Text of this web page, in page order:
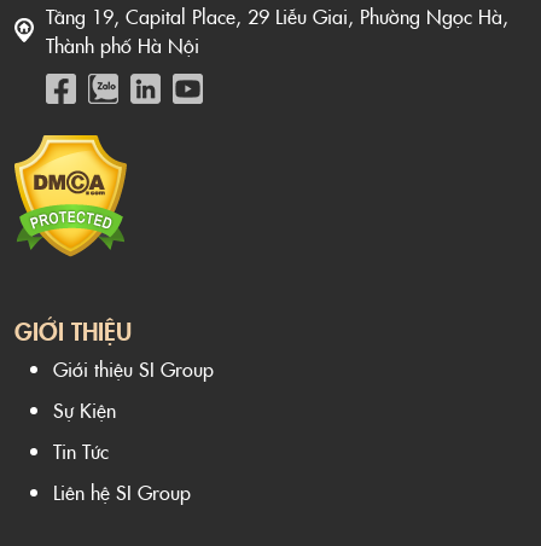
Tầng 19, Capital Place, 29 Liễu Giai, Phường Ngọc Hà,
Thành phố Hà Nội
GIỚI THIỆU
Giới thiệu SI Group
Sự Kiện
Tin Tức
Liên hệ SI Group